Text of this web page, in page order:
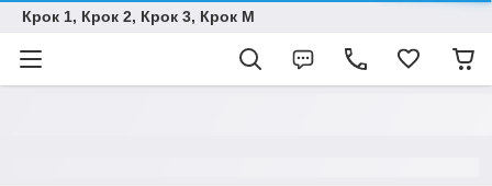
Крок 1, Крок 2, Крок 3, Крок M